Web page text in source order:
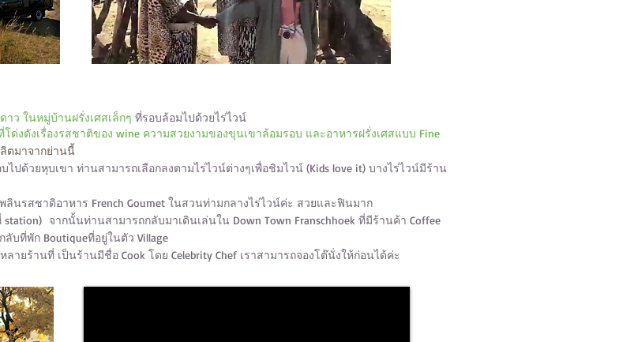
าว ในหมู่บ้านฝรั่งเศสเล็กๆ ที่รอบล้อมไปด้วยไร่ไวน์
ที่โด่งดังเรื่องรสชาติของ wine ความสวยงามของขุนเขาล้อมรอบ และอาหารฝรั่งเศสแบบ Fine
ตมาจากย่านนี้
ไปด้วยหุบเขา ท่านสามารถเลือกลงตามไร่ไวน์ต่างๆเพื่อชิมไวน์ (Kids love it) บางไร่ไวน์มีร้าน
ลินรสชาดิอาหาร French Goumet ในสวนท่ามกลางไร่ไวน์ค่ะ สวยและฟินมาก
จากนั้นท่านสามารถกลับมาเดินเล่นใน Down Town Franschhoek ที่มีร้านค้า Coffee
ลับที่พัก Boutiqueที่อยู่ในตัว Village
ร้านที่ เป็นร้านมีชื่อ Cook โดย Celebrity Chef เราสามารถจองโต๊นั่งให้ก่อนได้ค่ะ